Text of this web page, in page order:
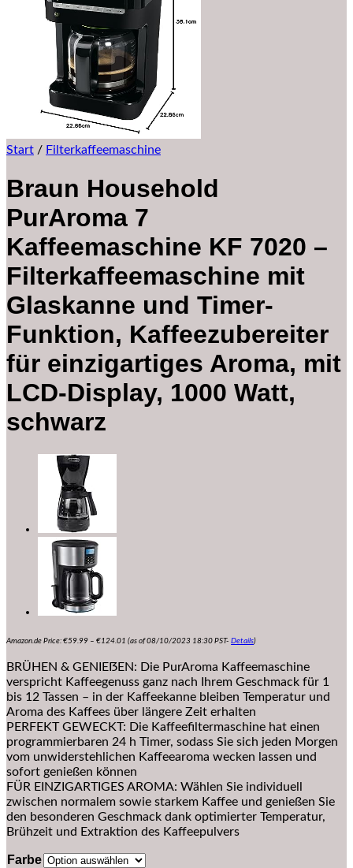
Start / Filterkaffeemaschine
Braun Household
PurAroma 7
Kaffeemaschine KF 7020 –
Filterkaffeemaschine mit
Glaskanne und Timer-
Funktion, Kaffeezubereiter
für einzigartiges Aroma, mit
LCD-Display, 1000 Watt,
schwarz
Amazon.de Price: €59.99 – €124.01
Preisspanne:
€59.99
€124.01
(as of 08/10/2023 18:30 PST- Details)
BRÜHEN & GENIEẞEN: Die PurAroma Kaffeemaschine
verspricht Kaffeegenuss ganz nach Ihrem Geschmack für 1
bis 12 Tassen – in der Kaffeekanne bleiben Temperatur und
Aroma des Kaffees über längere Zeit erhalten
PERFEKT GEWECKT: Die Kaffeefiltermaschine hat einen
programmierbaren 24 h Timer, sodass Sie sich jeden Morgen
vom unwiderstehlichen Kaffeearoma wecken lassen und
sofort genießen können
FÜR EINZIGARTIGES AROMA: Wählen Sie individuell
zwischen normalem sowie starkem Kaffee und genießen Sie
den besonderen Geschmack dank optimierter Temperatur,
Brühzeit und Extraktion des Kaffeepulvers
Farbe